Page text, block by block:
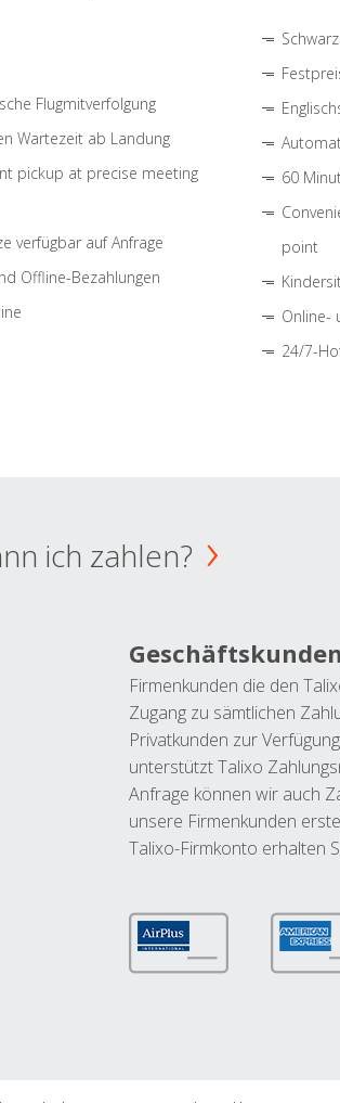
Flugmitverfolgung
Wartezeit ab Landung
pickup at precise meeting
verfügbar auf Anfrage
Offline-Bezahlungen
60
point
Online-
24/7-
ich zahlen?
Geschäftskunden
Firmenkunden die den
Zugang zu sämtlichen
Privatkunden zur
unterstützt Talixo
Anfrage können wir auch
unsere Firmenkunden
Talixo-Firmkonto erhalten